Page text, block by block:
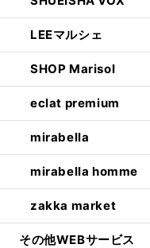
LEEマルシェ
SHOP Marisol
eclat premium
mirabella
mirabella homme
zakka market
その他WEBサービス